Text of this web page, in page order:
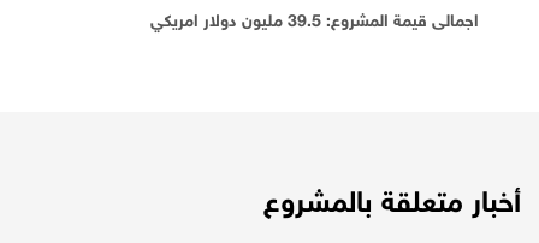
اجمالى قيمة المشروع: 39.5 مليون دولار امريكي
أخبار متعلقة بالمشروع